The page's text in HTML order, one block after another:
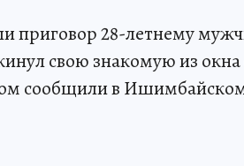
приговор 28-летнему
свою знакомую из
сообщили в